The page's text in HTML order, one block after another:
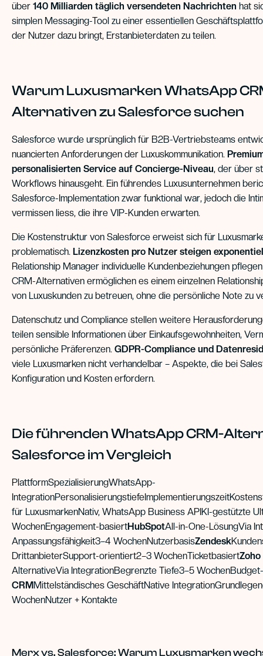
über 140 Milliarden täglich versendeten Nachrichten hat
simplen Messaging-Tool zu einer essentiellen
der Nutzer dazu bringt, Erstanbieterdaten zu teilen.
Warum Luxusmarken WhatsApp
Alternativen zu Salesforce suchen
Salesforce wurde ursprünglich für B2B-Vertriebsteams
nuancierten Anforderungen der Luxuskommunikation.
personalisierten Service auf Concierge-Niveau, der über
Workflows hinausgeht. Ein führendes Luxusunternehmen
Salesforce-Implementation zwar funktional war, jedoch die
vermissen liess, die ihre VIP-Kunden erwarten.
Die Kostenstruktur von Salesforce erweist sich für
problematisch. Lizenzkosten pro Nutzer steigen
Relationship Manager individuelle Kundenbeziehungen
CRM-Alternativen ermöglichen es einem einzelnen
von Luxuskunden zu betreuen, ohne die persönliche Note zu
Datenschutz und Compliance stellen weitere
teilen sensible Informationen über Einkaufsgewohnheiten,
persönliche Präferenzen. GDPR-Compliance und
viele Luxusmarken nicht verhandelbar – Aspekte, die bei
Konfiguration und Kosten erfordern.
Die führenden WhatsApp CRM-
Salesforce im Vergleich
PlattformSpezialisierungWhatsApp-
für LuxusmarkenNativ, WhatsApp Business APIKI-gestützte
WochenEngagement-basiertHubSpotAll-in-One-LösungVia
Anpassungsfähigkeit3–4 WochenNutzerbasisZendesk
DrittanbieterSupport-orientiert2–3 WochenTicketbasiert
AlternativeVia IntegrationBegrenzte Tiefe3–5
CRMMittelständisches GeschäftNative
WochenNutzer + Kontakte
Merx vs. Salesforce: Warum Luxusmarken